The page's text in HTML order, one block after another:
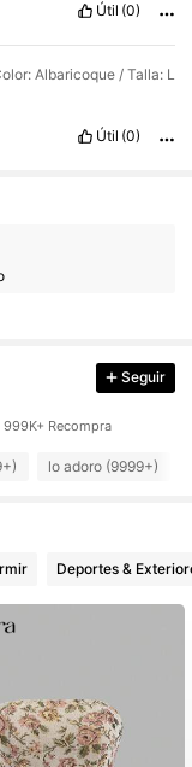
Útil (0)
Albaricoque / Talla: L
Útil (0)
Seguir
999K+ Recompra
lo adoro (9999+)
Deportes &